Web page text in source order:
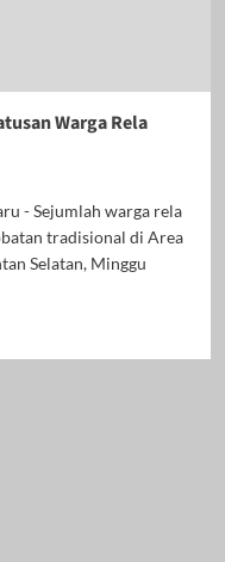
Warga Rela
- Sejumlah warga rela
tradisional di Area
Selatan, Minggu